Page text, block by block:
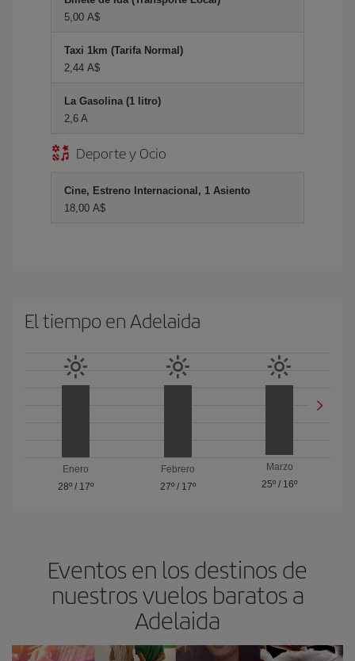
5,00 A$
Taxi 1km (Tarifa Normal)
2,44 A$
La Gasolina (1 litro)
2,6 A
Deporte y Ocio
Cine, Estreno Internacional, 1 Asiento
18,00 A$
El tiempo en Adelaida
Enero
28º/ 17º
Febrero
27º/ 17º
Marzo
25º / 16º
Eventos en los destinos de
nuestros vuelos baratos a
Adelaida